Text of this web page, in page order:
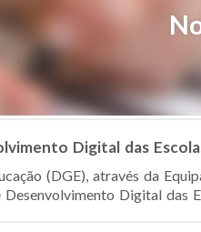
Digital das
(DGE), através da
Digital das